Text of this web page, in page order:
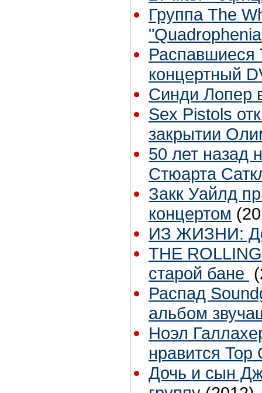
Группа The
Распавшиеся
концертный
Синди Лопер
Sex Pistols
закрытии
50 лет назад
Стюарта
Закк Уайлд
концертом
ИЗ ЖИЗНИ:
THE
старой бане
Распад
альбом
Ноэл
нравится Top
Дочь и сын